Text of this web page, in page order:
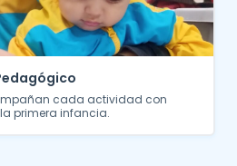
cada actividad con
primera infancia.